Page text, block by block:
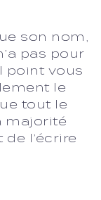
son nom,
pas pour
point vous
le
tout le
majorité
l’écrire